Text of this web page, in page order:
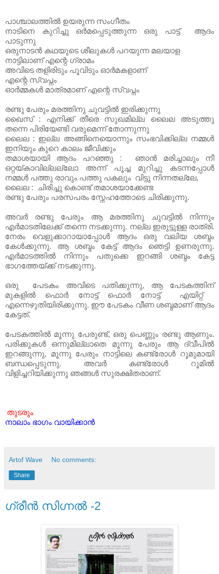
പാശ്ചാലത്തിൽ ഉയരുന്ന സംഗീതം
നാടിനെ കുറിച്ചു ഒർമപ്പെടുത്തുന്ന ഒരു പാട്ട് ആദം
പാടുന്നു
ഒരുനാടൻ കഥയുടെ ശീലുകൾ പറയുന്ന മലയാള
നാട്ടിലാണ് എന്റെ ഗ്രാമം
അവിടെ തളിരിടും പൂവിടും ഓർമകളാണ്
എന്റെ സ്വപ്നം
ഓർമ്മകൾ മാത്രമാണ് എന്റെ സ്വപ്നം
രണ്ടു പേരും മരത്തിനു ചുവട്ടിൽ ഇരിക്കുന്നു
ഖൈസ് : എനിക്ക് തീരെ സുഖമില്ല ലൈല അടുത്തു
തന്നെ പിരിയേണ്ടി വരുമെന്ന് തോന്നുന്നു
ലൈല : ഇല്ല അങ്ങിനെയൊന്നും സംഭവിക്കില്ല നമ്മൾ
ഇനിയും കുറെ കാലം ജീവിക്കും
തമാശയായി ആദം പറഞ്ഞു : ഞാൻ മരിച്ചാലും നീ
ഒറ്റയ്കാവില്ലല്ലോ അന്ന് പൂച്ച മുറിച്ചു കടന്നപ്പോൾ
നമ്മൾ പത്തു രാവും പത്തു പകലും വിട്ടു നിന്നതല്ലേ,
ലൈല : ചിരിച്ചു കൊണ്ട് തമാശയാക്കേണ്ട
രണ്ടു പേരും പരസപരം സ്നേഹത്തോടെ ചിരിക്കുന്നു.
അവർ രണ്ടു പേരും ആ മരത്തിനു ചുവട്ടിൽ നിന്നും
എർമാടതിലേക്ക് തന്നെ നടക്കുന്നു. നല്ല ഇരുട്ടുള്ള രാത്രി.
നേരം വെളുക്കാറായാപ്പോൾ ആദം ഒരു വലിയ ശബ്ദം
കേൾക്കുന്നു. ആ ശബ്ദം കേട്ട് ആദം ഞെട്ടി ഉണരുന്നു.
എർമാടത്തിൽ നിന്നും പതുക്കെ ഇറങ്ങി ശബ്ദം കേട്ട
ഭാഗത്തേയ്ക്ക് നടക്കുന്നു.
ഒരു പേടകം അവിടെ പതിക്കുന്നു, ആ പേടകത്തിന്‌
മുകളിൽ ഫൊർ നോട്ട് ഫൊർ നോട്ട് എയിറ്റ്
എന്നെഴുതിയിരിക്കുന്നു. ഈ പേടകം വീണ ശബ്ദമാണ് ആദം
കേട്ടത്.
പേടകത്തിൽ മൂന്നു പേരുണ്ട്, ഒരു പെണ്ണും രണ്ടു ആണും.
പരിക്കുകൾ ഒന്നുമില്ലാതെ മൂന്നു പേരും ആ ദ്വീപിൽ
ഇറങ്ങുന്നു, മൂന്നു പേരും നാട്ടിലെ കണ്ട്രോൾ റൂമുമായി
ബന്ധപ്പെടുന്നു. അവർ കണ്ട്രോൾ റൂമിൽ
വിളിച്ചറിയിക്കുന്നു ഞങ്ങൾ സുരക്ഷിതരാണ്‌.
തുടരും
നാലാം ഭാഗം വായിക്കാൻ
Artof Wave No comments:
Share
ഗ്രീൻ സിഗ്നൽ -2